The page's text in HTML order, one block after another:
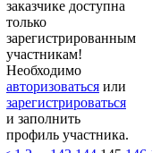
заказчике доступна
только
зарегистрированным
участникам!
Необходимо
авторизоваться или
зарегистрироваться
и заполнить
профиль участника.